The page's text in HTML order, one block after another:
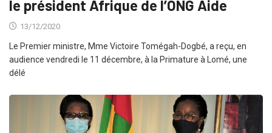
le président Afrique de l’ONG Aide
13/12/2020
Le Premier ministre, Mme Victoire Tomégah-Dogbé, a reçu, en
audience vendredi le 11 décembre, à la Primature à Lomé, une
délé